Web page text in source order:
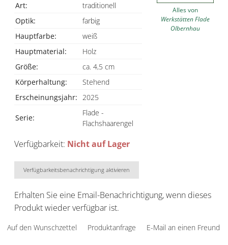
Art:
traditionell
Optik:
farbig
Hauptfarbe:
weiß
Hauptmaterial:
Holz
Größe:
ca. 4,5 cm
Körperhaltung:
Stehend
Erscheinungsjahr: 2025
Serie:
Flade -
Flachshaarengel
Alles von
Werkstätten Flade
Olbernhau
Verfügbarkeit: Nicht auf Lager
Verfügbarkeitsbenachrichtigung aktivieren
Erhalten Sie eine Email-Benachrichtigung, wenn dieses
Produkt wieder verfügbar ist.
Auf den Wunschzettel Produktanfrage E-Mail an einen Freund